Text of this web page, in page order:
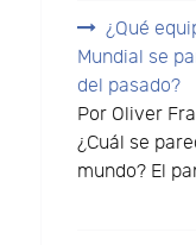
¿Qué
Mundial se
del pasado?
Por Oliver
¿Cuál se
mundo? El